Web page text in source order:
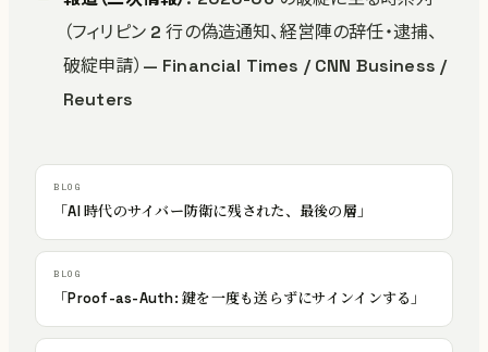
（フィリピン 2 行の偽造通知、経営陣の辞任・逮捕、
破綻申請）— Financial Times / CNN Business /
Reuters
「AI 時代のサイバー防衛に残された、最後の層」
「Proof-as-Auth: 鍵を一度も送らずにサインインする」